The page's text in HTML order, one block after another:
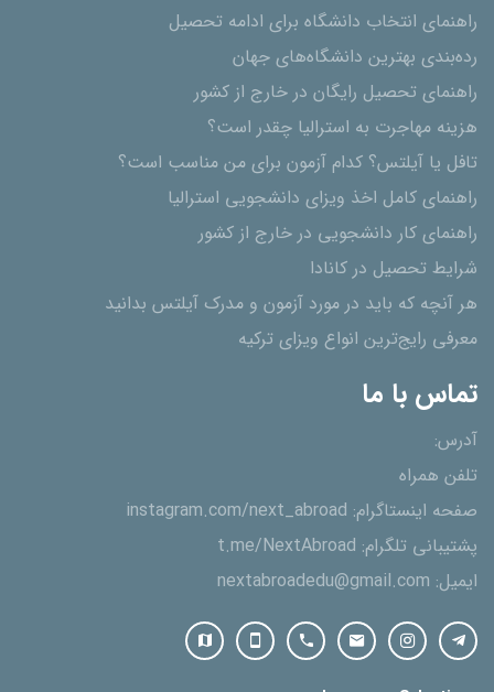
راهنمای انتخاب دانشگاه برای ادامه تحصیل
رده‌بندی بهترین دانشگاه‌های جهان
راهنمای تحصیل رایگان در خارج از کشور
هزینه مهاجرت به استرالیا چقدر است؟
تافل یا آیلتس؟ کدام آزمون برای من مناسب است؟
راهنمای کامل اخذ ویزای دانشجویی استرالیا
راهنمای کار دانشجویی در خارج از کشور
شرایط تحصیل در کانادا
هر آنچه که باید در مورد آزمون و مدرک آیلتس بدانید
معرفی رایج‌ترین انواع ویزای ترکیه
تماس با ما
آدرس:
تلفن همراه
صفحه اینستاگرام: instagram.com/next_abroad
پشتیبانی تلگرام: t.me/NextAbroad
ایمیل: nextabroadedu@gmail.com